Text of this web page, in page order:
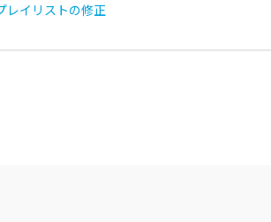
レイリストの修正